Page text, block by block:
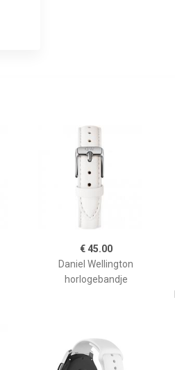
€ 45.00
Daniel Wellington
horlogebandje